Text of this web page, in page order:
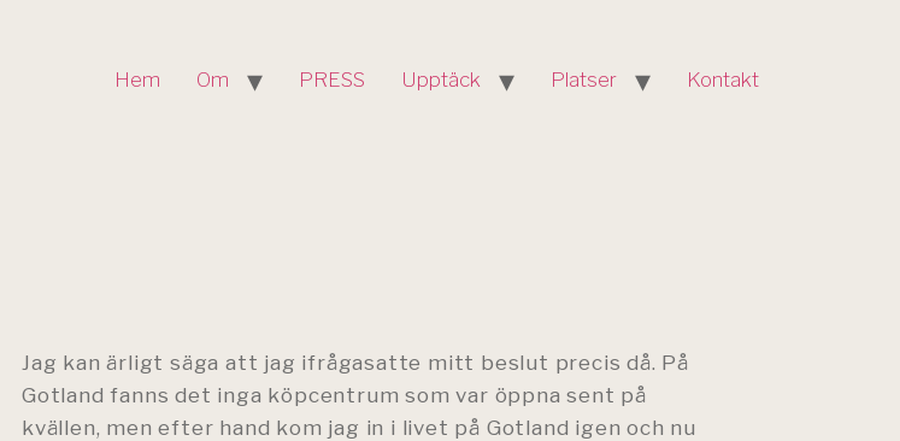
Hem Om PRESS Upptäck Platser Kontakt
Jag kan ärligt säga att jag ifrågasatte mitt beslut precis då. På
Gotland fanns det inga köpcentrum som var öppna sent på
kvällen, men efter hand kom jag in i livet på Gotland igen och nu